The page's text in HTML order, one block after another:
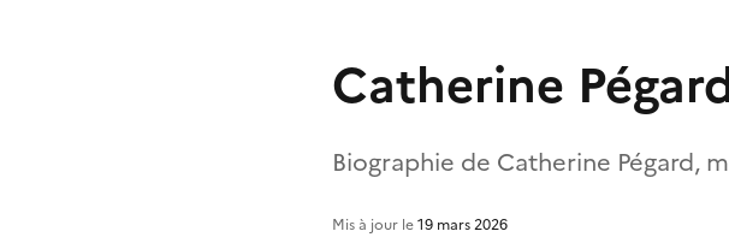
Catherine
Biographie de Catherine Pégard,
Mis à jour le19 mars 2026